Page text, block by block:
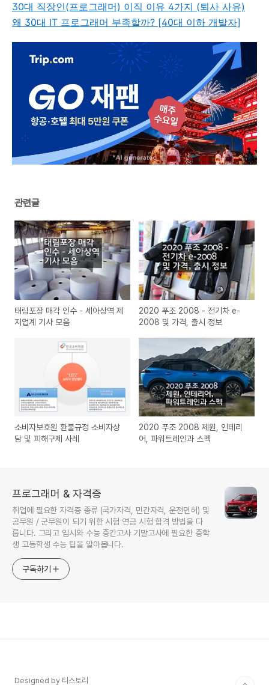
30대 직장인(프로그래머) 이직 이유 4가지 (퇴사 사유)
왜 30대 IT 프로그래머 부족할까? [40대 이하 개발자]
관련글
태림포장 매각 인수 - 세아상역 제
지업계 기사 모음
2020 푸조 2008 - 전기차 e-
2008 및 가격, 출시 정보
소비자보호원 환불규정 소비자상
담 및 피해구제 사례
2020 푸조 2008 제원, 인테리
어, 파워트레인과 스펙
프로그래머 & 자격증
취업에 필요한 자격증 종류 (국가자격, 민간자격, 운전면허) 및
공무원 / 군무원이 되기 위한 시험 연금 시험 합격 방법을 다
룹니다. 그리고 입시와 수능 중간고사 기말고사에 필요한 중학
생 고등학생 수능 팁을 알아봅니다.
구독하기
Designed by 티스토리